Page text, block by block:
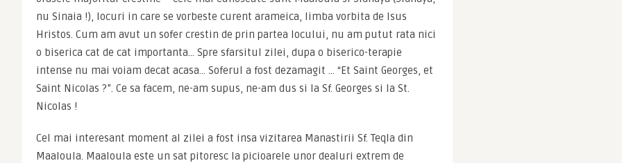
nu Sinaia !), locuri in care se vorbeste curent arameica, limba vorbita de Isus
Hristos. Cum am avut un sofer crestin de prin partea locului, nu am putut rata nici
o biserica cat de cat importanta… Spre sfarsitul zilei, dupa o biserico-terapie
intense nu mai voiam decat acasa… Soferul a fost dezamagit … “Et Saint Georges, et
Saint Nicolas ?”. Ce sa facem, ne-am supus, ne-am dus si la Sf. Georges si la St.
Nicolas !
Cel mai interesant moment al zilei a fost insa vizitarea Manastirii Sf. Teqla din
Maaloula. Maaloula este un sat pitoresc la picioarele unor dealuri extrem de